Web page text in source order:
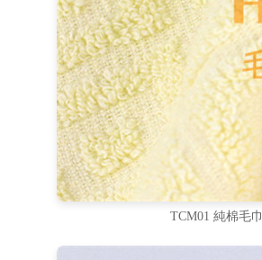
TCM01 純棉毛